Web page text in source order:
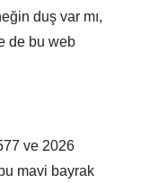
duş var mı,
de bu web
ve 2026
mavi bayrak